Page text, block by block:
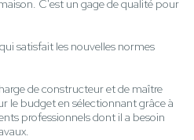
C'est un gage de qualité pour
satisfait les nouvelles normes
de constructeur et de maître
le budget en sélectionnant grâce à
professionnels dont il a besoin